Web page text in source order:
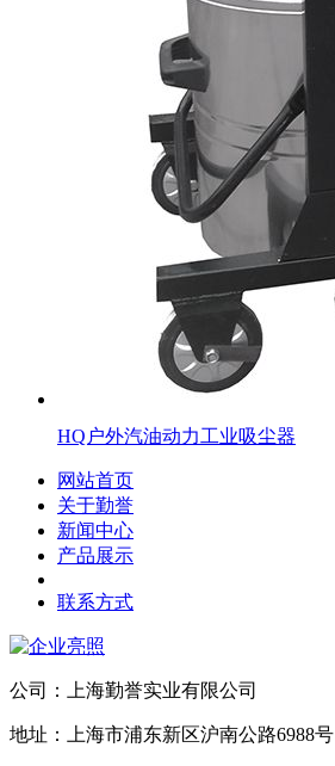
HQ户外汽油动力工业吸尘器
网站首页
关于勤誉
新闻中心
产品展示
联系方式
公司：上海勤誉实业有限公司
地址：上海市浦东新区沪南公路6988号